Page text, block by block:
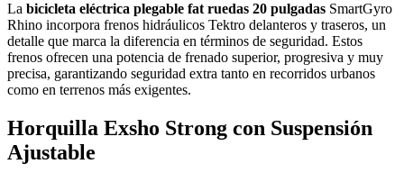
La bicicleta eléctrica plegable fat ruedas 20 pulgadas SmartGyro
Rhino incorpora frenos hidráulicos Tektro delanteros y traseros, un
detalle que marca la diferencia en términos de seguridad. Estos
frenos ofrecen una potencia de frenado superior, progresiva y muy
precisa, garantizando seguridad extra tanto en recorridos urbanos
como en terrenos más exigentes.
Horquilla Exsho Strong con Suspensión
Ajustable